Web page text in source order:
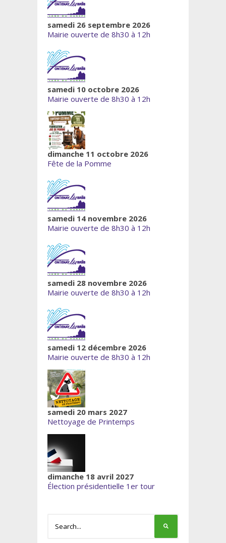
samedi 26 septembre 2026
Mairie ouverte de 8h30 à 12h
samedi 10 octobre 2026
Mairie ouverte de 8h30 à 12h
dimanche 11 octobre 2026
Fête de la Pomme
samedi 14 novembre 2026
Mairie ouverte de 8h30 à 12h
samedi 28 novembre 2026
Mairie ouverte de 8h30 à 12h
samedi 12 décembre 2026
Mairie ouverte de 8h30 à 12h
samedi 20 mars 2027
Nettoyage de Printemps
dimanche 18 avril 2027
Élection présidentielle 1er tour